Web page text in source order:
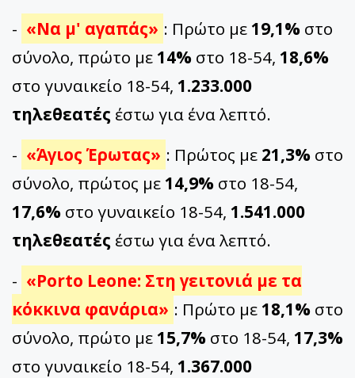
- «Να μ' αγαπάς» : Πρώτο με 19,1% στο
σύνολο, πρώτο με 14% στο 18-54, 18,6%
στο γυναικείο 18-54, 1.233.000
τηλεθεατές έστω για ένα λεπτό.
- «Άγιος Έρωτας» : Πρώτος με 21,3% στο
σύνολο, πρώτος με 14,9% στο 18-54,
17,6% στο γυναικείο 18-54, 1.541.000
τηλεθεατές έστω για ένα λεπτό.
- «Porto Leone: Στη γειτονιά με τα
κόκκινα φανάρια» : Πρώτο με 18,1% στο
σύνολο, πρώτο με 15,7% στο 18-54, 17,3%
στο γυναικείο 18-54, 1.367.000